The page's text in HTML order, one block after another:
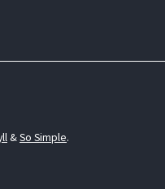
&So Simple.